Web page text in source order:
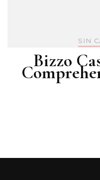
SIN
Bizzo